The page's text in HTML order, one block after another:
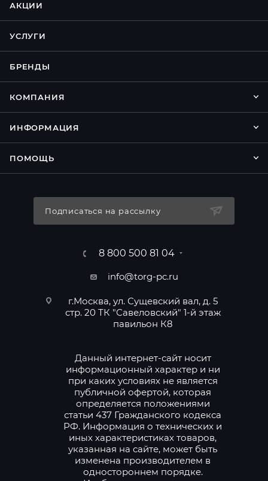
АКЦИИ
УСЛУГИ
БРЕНДЫ
КОМПАНИЯ
ИНФОРМАЦИЯ
ПОМОЩЬ
Подписаться на рассылку
8 800 500 81 04
info@torg-pc.ru
г.Москва, ул. Сущевский вал, д. 5
стр. 20 ТК "Савеловский" 1-й этаж
павильон К8
Данный интернет-сайт носит
информационный характер и ни
при каких условиях не является
публичной офертой, которая
определяется положениями
статьи 437 Гражданского кодекса
РФ. Информация о технических и
иных характеристиках товаров,
указанная на сайте, может быть
изменена производителем в
одностороннем порядке.